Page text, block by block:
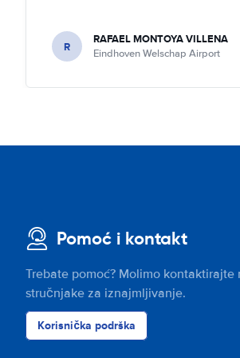
R RAFAEL MONTOYA VILLENA
Eindhoven Welschap Airport
Pomoć i kontakt
Trebate pomoć? Molimo kontaktirajte
stručnjake za iznajmljivanje.
Korisnička podrška